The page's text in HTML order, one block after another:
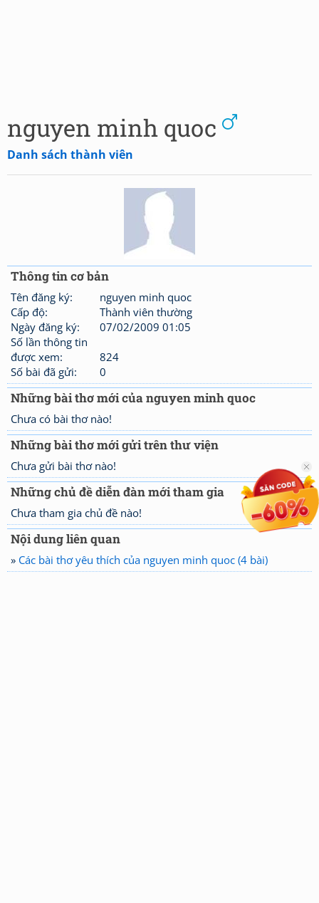
nguyen minh quoc
Danh sách thành viên
Thông tin cơ bản
Tên đăng ký:
nguyen minh quoc
Cấp độ:
Thành viên thường
Ngày đăng ký:
07/02/2009 01:05
Số lần thông tin
được xem:
824
Số bài đã gửi:
0
Những bài thơ mới của nguyen minh quoc
Chưa có bài thơ nào!
Những bài thơ mới gửi trên thư viện
Chưa gửi bài thơ nào!
Những chủ đề diễn đàn mới tham gia
Chưa tham gia chủ đề nào!
Nội dung liên quan
» Các bài thơ yêu thích của nguyen minh quoc (4 bài)